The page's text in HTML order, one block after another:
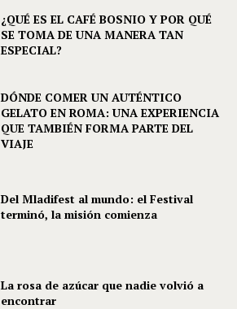
¿QUÉ ES EL CAFÉ BOSNIO Y POR QUÉ
SE TOMA DE UNA MANERA TAN
ESPECIAL?
DÓNDE COMER UN AUTÉNTICO
GELATO EN ROMA: UNA EXPERIENCIA
QUE TAMBIÉN FORMA PARTE DEL
VIAJE
Del Mladifest al mundo: el Festival
terminó, la misión comienza
La rosa de azúcar que nadie volvió a
encontrar